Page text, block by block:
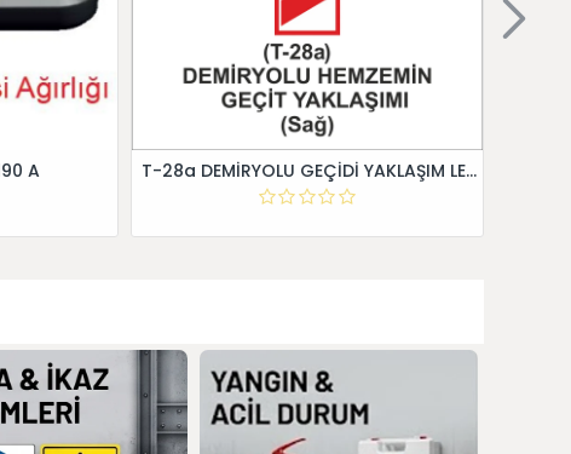
A T-28a DEMİRYOLU GEÇİDİ YAKLAŞIM LEVHALARI (Sağ)